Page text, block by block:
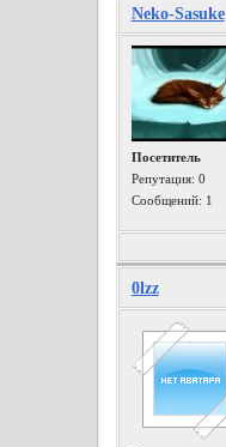
Neko-Sasuke
Посетитель
Репутация: 0
Сообщений: 1
0lzz